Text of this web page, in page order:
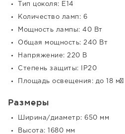
Тип цоколя: E14
Количество ламп: 6
Мощность лампы: 40 Вт
Общая мощность: 240 Вт
Напряжение: 220 В
Степень защиты: IP20
Площадь освещения: до 18 м²
Размеры
Ширина/диаметр: 650 мм
Высота: 1680 мм